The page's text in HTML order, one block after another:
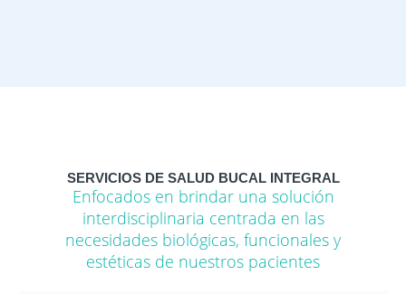
SERVICIOS DE SALUD BUCAL INTEGRAL
Enfocados en brindar una solución
interdisciplinaria centrada en las
necesidades biológicas, funcionales y
estéticas de nuestros pacientes